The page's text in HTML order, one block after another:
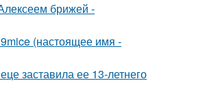
брижей -
9mice (настоящее имя -
заставила ее 13-летнего